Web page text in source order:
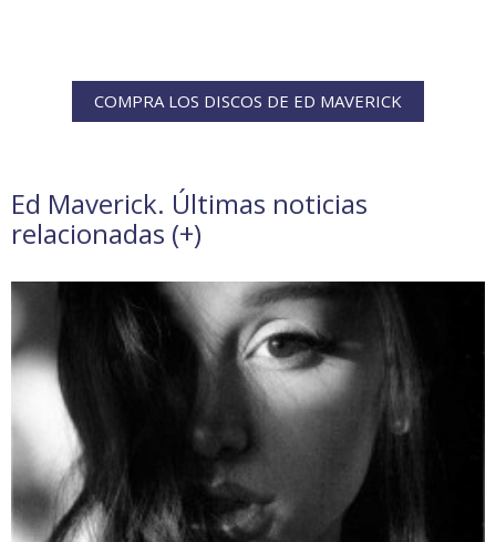
COMPRA LOS DISCOS DE ED MAVERICK
Ed Maverick. Últimas noticias
relacionadas (+)